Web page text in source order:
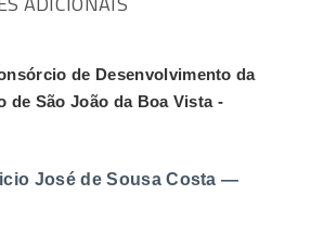
de Desenvolvimento da
de São João da Boa Vista -
José de Sousa Costa —